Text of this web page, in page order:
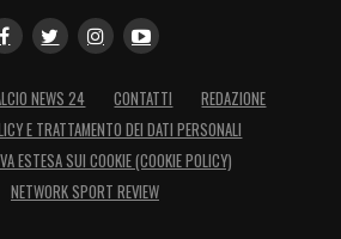
NEWS 24 CONTATTI
REDAZIONE
E TRATTAMENTO DEI DATI PERSONALI
ESTESA SUI COOKIE (COOKIE POLICY)
NETWORK SPORT REVIEW